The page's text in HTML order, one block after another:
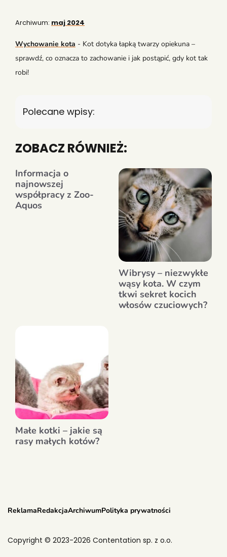
Archiwum: maj 2024
Wychowanie kota - Kot dotyka łapką twarzy opiekuna –
sprawdź, co oznacza to zachowanie i jak postąpić, gdy kot tak
robi!
Polecane wpisy:
ZOBACZ RÓWNIEŻ:
Informacja o
najnowszej
współpracy z Zoo-
Aquos
Wibrysy – niezwykłe
wąsy kota. W czym
tkwi sekret kocich
włosów czuciowych?
Małe kotki – jakie są
rasy małych kotów?
ReklamaRedakcjaArchiwumPolityka prywatności
Copyright © 2023-2026 Contentation sp. z o.o.